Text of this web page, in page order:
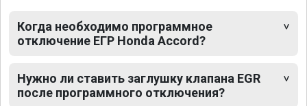
Когда необходимо программное
отключение ЕГР Honda Accord?
Нужно ли ставить заглушку клапана EGR
после программного отключения?